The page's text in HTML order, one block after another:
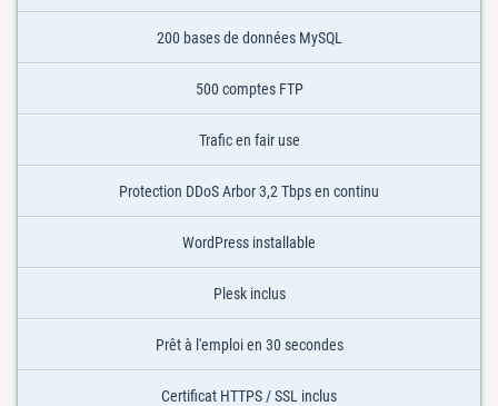
200 bases de données MySQL
500 comptes FTP
Trafic en fair use
Protection DDoS Arbor 3,2 Tbps en continu
WordPress installable
Plesk inclus
Prêt à l'emploi en 30 secondes
Certificat HTTPS / SSL inclus